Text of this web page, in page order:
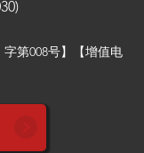
字第008号】【增值电